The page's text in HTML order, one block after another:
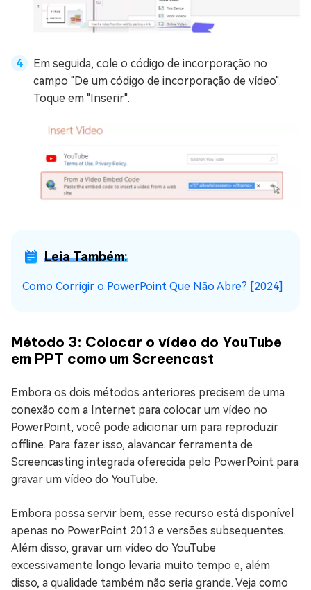
Em seguida, cole o código de incorporação no
campo "De um código de incorporação de vídeo".
Toque em "Inserir".
Leia Também:
Como Corrigir o PowerPoint Que Não Abre? [2024]
Método 3: Colocar o vídeo do YouTube
em PPT como um Screencast
Embora os dois métodos anteriores precisem de uma
conexão com a Internet para colocar um vídeo no
PowerPoint, você pode adicionar um para reproduzir
offline. Para fazer isso, alavancar ferramenta de
Screencasting integrada oferecida pelo PowerPoint para
gravar um vídeo do YouTube.
Embora possa servir bem, esse recurso está disponível
apenas no PowerPoint 2013 e versões subsequentes.
Além disso, gravar um vídeo do YouTube
excessivamente longo levaria muito tempo e, além
disso, a qualidade também não seria grande. Veja como